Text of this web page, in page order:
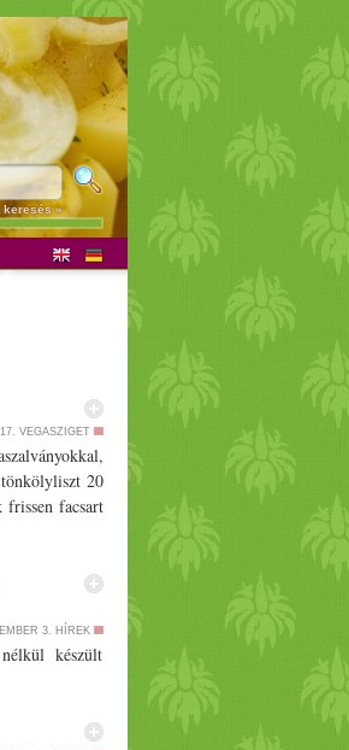
keresés »
VEGASZIGET
20
facsart
3. HÍREK
készült